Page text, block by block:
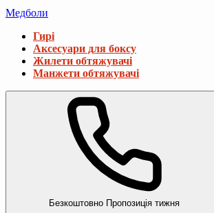
Медболи
Гирі
Аксесуари для боксу
Жилети обтяжувачі
Манжети обтяжувачі
Безкоштовно Пропозиція тижня